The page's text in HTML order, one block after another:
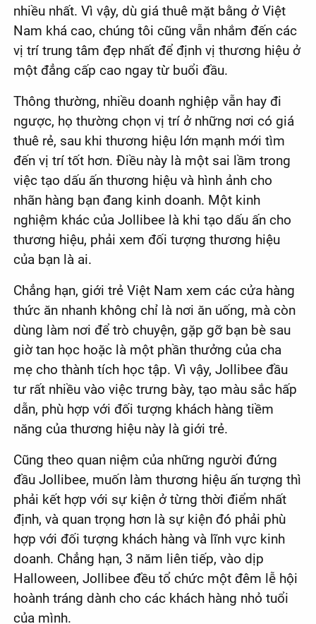
nhiều nhất. Vì vậy, dù giá thuê mặt bằng ở Việt
Nam khá cao, chúng tôi cũng vẫn nhắm đến các
vị trí trung tâm đẹp nhất để định vị thương hiệu ở
một đẳng cấp cao ngay từ buổi đầu.
Thông thường, nhiều doanh nghiệp vẫn hay đi
ngược, họ thường chọn vị trí ở những nơi có giá
thuê rẻ, sau khi thương hiệu lớn mạnh mới tìm
đến vị trí tốt hơn. Điều này là một sai lầm trong
việc tạo dấu ấn thương hiệu và hình ảnh cho
nhãn hàng bạn đang kinh doanh. Một kinh
nghiệm khác của Jollibee là khi tạo dấu ấn cho
thương hiệu, phải xem đối tượng thương hiệu
của bạn là ai.
Chẳng hạn, giới trẻ Việt Nam xem các cửa hàng
thức ăn nhanh không chỉ là nơi ăn uống, mà còn
dùng làm nơi để trò chuyện, gặp gỡ bạn bè sau
giờ tan học hoặc là một phần thưởng của cha
mẹ cho thành tích học tập. Vì vậy, Jollibee đầu
tư rất nhiều vào việc trưng bày, tạo màu sắc hấp
dẫn, phù hợp với đối tượng khách hàng tiềm
năng của thương hiệu này là giới trẻ.
Cũng theo quan niệm của những người đứng
đầu Jollibee, muốn làm thương hiệu ấn tượng thì
phải kết hợp với sự kiện ở từng thời điểm nhất
định, và quan trọng hơn là sự kiện đó phải phù
hợp với đối tượng khách hàng và lĩnh vực kinh
doanh. Chẳng hạn, 3 năm liên tiếp, vào dịp
Halloween, Jollibee đều tổ chức một đêm lễ hội
hoành tráng dành cho các khách hàng nhỏ tuổi
của mình.